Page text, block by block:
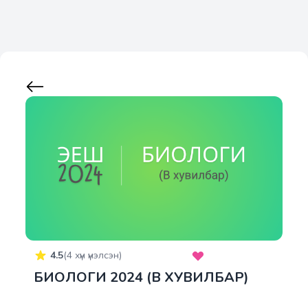
4.5(4 хүн үнэлсэн)
БИОЛОГИ 2024 (B ХУВИЛБАР)